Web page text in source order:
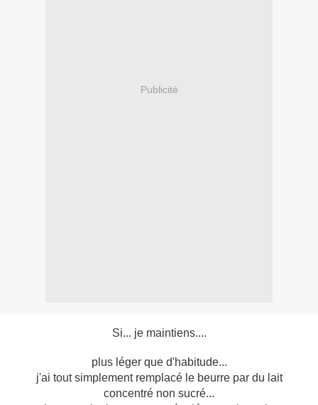
Publicité
Si... je maintiens....
plus léger que d'habitude...
j'ai tout simplement remplacé le beurre par du lait
concentré non sucré...